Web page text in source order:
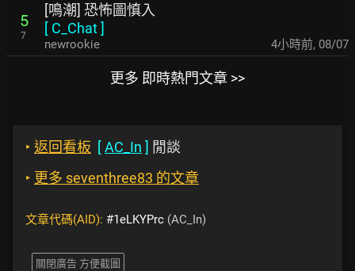
5
7
[鳴潮] 恐怖圖慎入
[ C_Chat]
newrookie 4小時前, 08/07
更多 即時熱門文章 >>
‣ 返回看板 [AC_In ] 閒談
‣ 更多 seventhree83 的文章
文章代碼(AID): #1eLKYPrc (AC_In)
關閉廣告 方便截圖